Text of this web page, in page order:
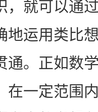
，就可以通
地运用类比
通。正如数
在一定范围